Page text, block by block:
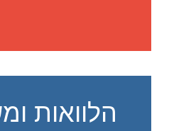
הלוואות